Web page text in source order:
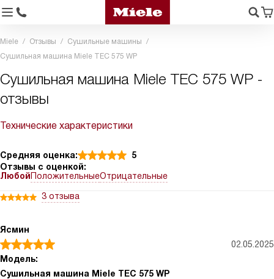
Miele Отзывы
Сушильные машины
Сушильная машина Miele TEC 575 WP
Сушильная машина Miele TEC 575 WP -
отзывы
Технические характеристики
Средняя оценка:
5
Отзывы с оценкой:
ЛюбойПоложительныеОтрицательные
3 отзыва
Ясмин
02.05.2025
Модель:
Сушильная машина Miele TEC 575 WP